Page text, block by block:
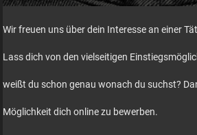
Wir freuen uns über dein Interesse an einer
Lass dich von den vielseitigen
weißt du schon genau wonach du suchst?
Möglichkeit dich online zu bewerben.